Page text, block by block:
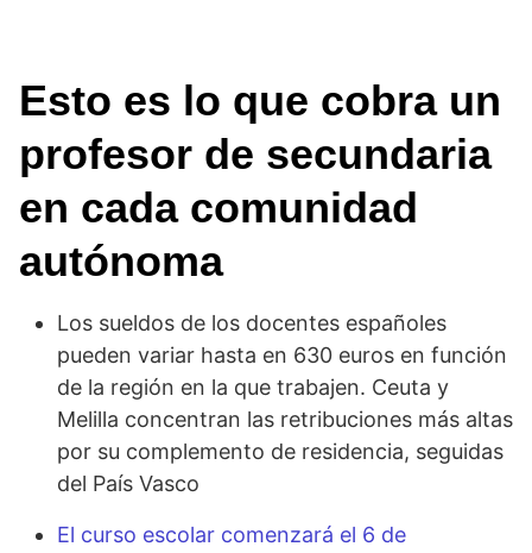
Esto es lo que cobra un
profesor de secundaria
en cada comunidad
autónoma
Los sueldos de los docentes españoles
pueden variar hasta en 630 euros en función
de la región en la que trabajen. Ceuta y
Melilla concentran las retribuciones más altas
por su complemento de residencia, seguidas
del País Vasco
El curso escolar comenzará el 6 de